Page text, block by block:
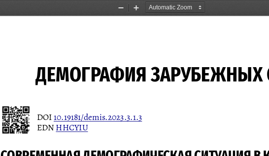
Zoom
Zoom
ДЕМОГРАФИЯ ЗАРУБЕЖНЫХ
DOI 10.19181/demis.2023.3.1.3
EDN HHCYIU